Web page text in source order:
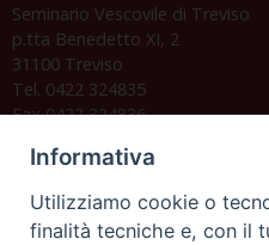
Seminario Vescovile di Treviso
p.tta Benedetto XI, 2
31100 Treviso
Tel. 0422 324835
Fax 0422 324836
C.F. 94004060268
Informativa
Utilizziamo cookie o
finalità tecniche e, con il